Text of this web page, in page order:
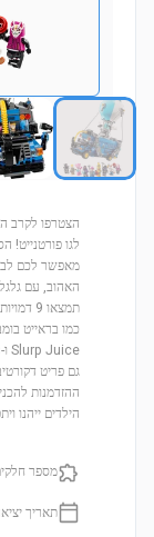
מאפשר לכם
האהוב, עם
תמצאו
כמו בראייט
גם פריט
ההזדמנות
הילדים ייהנו
מספר
תאריך